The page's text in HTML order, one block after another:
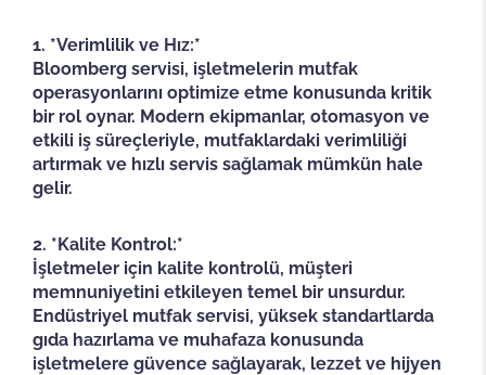
1. *Verimlilik ve Hız:*
Bloomberg servisi, işletmelerin mutfak
operasyonlarını optimize etme konusunda kritik
bir rol oynar. Modern ekipmanlar, otomasyon ve
etkili iş süreçleriyle, mutfaklardaki verimliliği
artırmak ve hızlı servis sağlamak mümkün hale
gelir.
2. *Kalite Kontrol:*
İşletmeler için kalite kontrolü, müşteri
memnuniyetini etkileyen temel bir unsurdur.
Endüstriyel mutfak servisi, yüksek standartlarda
gıda hazırlama ve muhafaza konusunda
işletmelere güvence sağlayarak, lezzet ve hijyen